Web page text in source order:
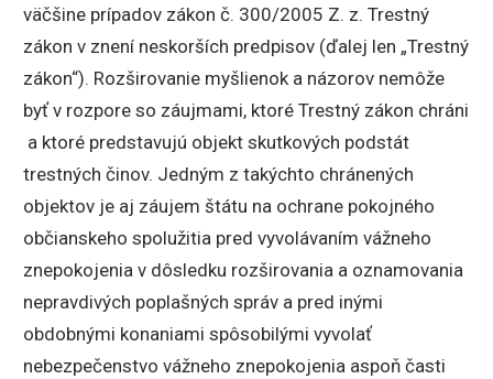
väčšine prípadov zákon č. 300/2005 Z. z. Trestný
zákon v znení neskorších predpisov (ďalej len „Trestný
zákon“). Rozširovanie myšlienok a názorov nemôže
byť v rozpore so záujmami, ktoré Trestný zákon chráni
a ktoré predstavujú objekt skutkových podstát
trestných činov. Jedným z takýchto chránených
objektov je aj záujem štátu na ochrane pokojného
občianskeho spolužitia pred vyvolávaním vážneho
znepokojenia v dôsledku rozširovania a oznamovania
nepravdivých poplašných správ a pred inými
obdobnými konaniami spôsobilými vyvolať
nebezpečenstvo vážneho znepokojenia aspoň časti